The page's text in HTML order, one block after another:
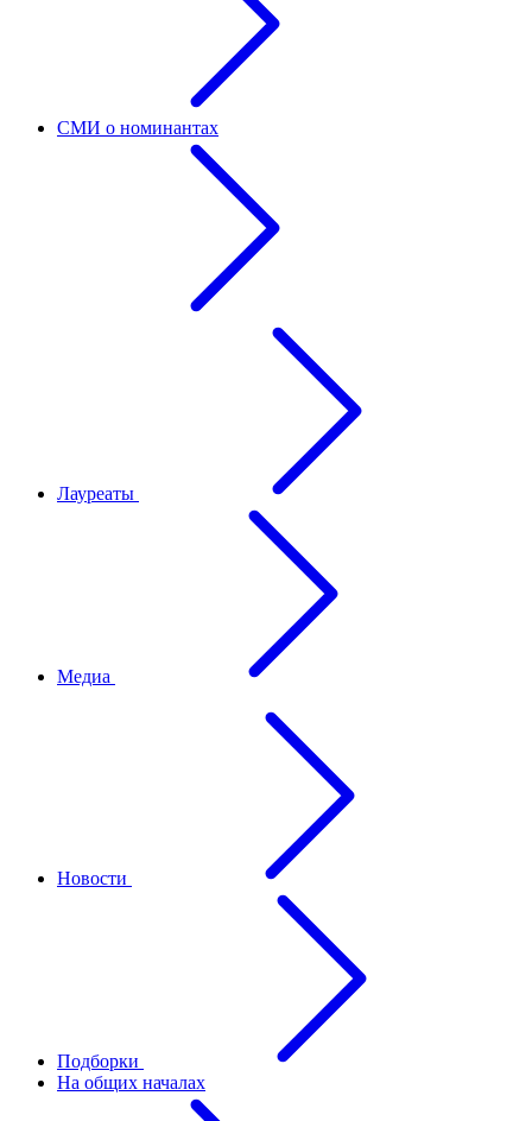
СМИ о номинантах
Лауреаты
Медиа
Новости
Подборки
На общих началах